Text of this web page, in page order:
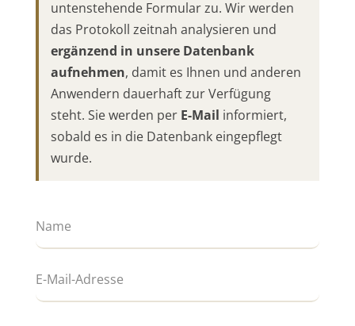
untenstehende Formular zu. Wir werden
das Protokoll zeitnah analysieren und
ergänzend in unsere Datenbank
aufnehmen, damit es Ihnen und anderen
Anwendern dauerhaft zur Verfügung
steht. Sie werden per E-Mail informiert,
sobald es in die Datenbank eingepflegt
wurde.